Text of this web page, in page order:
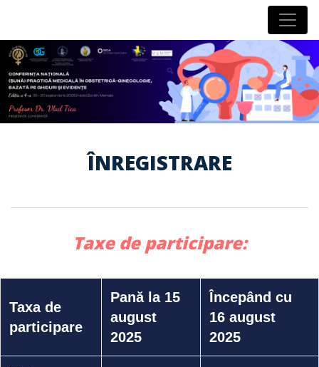
ÎNREGISTRARE
Taxe de participare:
Taxa de
participare
Pană la 15
august
2025
Începând cu
16 august
2025